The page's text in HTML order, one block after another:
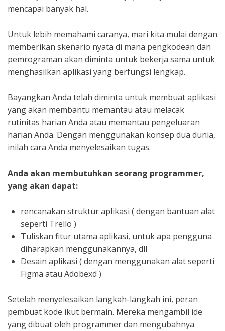
mencapai banyak hal.
Untuk lebih memahami caranya, mari kita mulai dengan
memberikan skenario nyata di mana pengkodean dan
pemrograman akan diminta untuk bekerja sama untuk
menghasilkan aplikasi yang berfungsi lengkap.
Bayangkan Anda telah diminta untuk membuat aplikasi
yang akan membantu memantau atau melacak
rutinitas harian Anda atau memantau pengeluaran
harian Anda. Dengan menggunakan konsep dua dunia,
inilah cara Anda menyelesaikan tugas.
Anda akan membutuhkan seorang programmer,
yang akan dapat:
rencanakan struktur aplikasi ( dengan bantuan alat
seperti Trello )
Tuliskan fitur utama aplikasi, untuk apa pengguna
diharapkan menggunakannya, dll
Desain aplikasi ( dengan menggunakan alat seperti
Figma atau Adobexd )
Setelah menyelesaikan langkah-langkah ini, peran
pembuat kode ikut bermain. Mereka mengambil ide
yang dibuat oleh programmer dan mengubahnya